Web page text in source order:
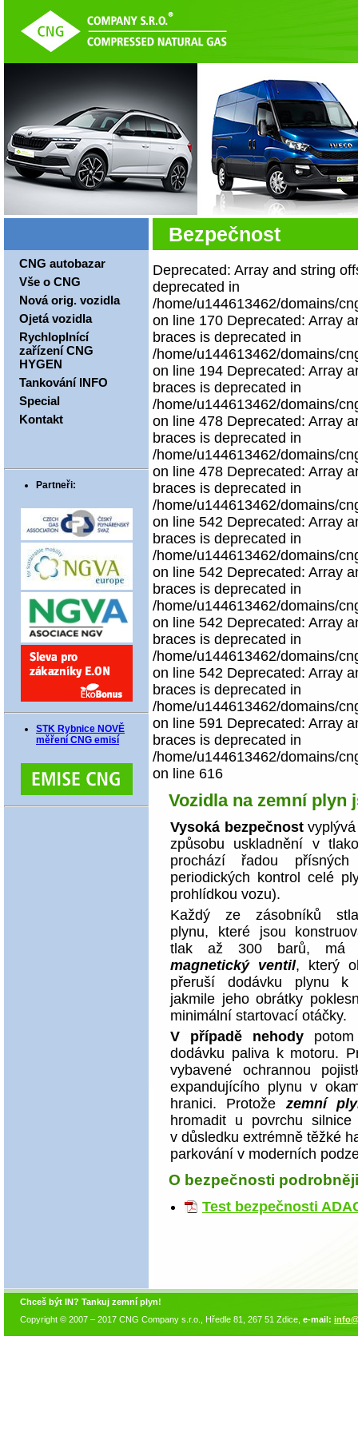
Bezpečnost
Deprecated: Array and string
deprecated in
/home/u144613462/domains/
on line 170 Deprecated: Array
braces is deprecated in
/home/u144613462/domains/
on line 194 Deprecated: Array
braces is deprecated in
/home/u144613462/domains/
on line 478 Deprecated: Array
braces is deprecated in
/home/u144613462/domains/
on line 478 Deprecated: Array
braces is deprecated in
/home/u144613462/domains/
on line 542 Deprecated: Array
braces is deprecated in
/home/u144613462/domains/
on line 542 Deprecated: Array
braces is deprecated in
/home/u144613462/domains/
on line 542 Deprecated: Array
braces is deprecated in
/home/u144613462/domains/
on line 542 Deprecated: Array
braces is deprecated in
/home/u144613462/domains/
on line 591 Deprecated: Array
braces is deprecated in
/home/u144613462/domains/
on line 616
Vozidla na zemní plyn
Vysoká bezpečnostvyplývá
způsobu uskladnění v
prochází řadou
periodických kontrol celé
prohlídkou vozu).
Každý ze zásobníků
plynu, které jsou
tlak až 300 barů,
magnetický ventil, který
přeruší dodávku plynu k
jakmile jeho obrátky
minimální startovací otáčky.
V případě nehodypotom
dodávku paliva k motoru.
vybavené ochrannou
expandujícího plynu v
hranici. Protože zemní
hromadit u povrchu
v důsledku extrémně těžké
parkování v moderních
O bezpečnosti podrobněji
Test bezpečnosti
CNG autobazar
Vše o CNG
Nová orig. vozidla
Ojetá vozidla
Rychloplnící
zařízení CNG
HYGEN
Tankování INFO
Special
Kontakt
Partneři:
STK Rybnice NOVĚ
měření CNG emisí
Chceš být IN? Tankuj zemní plyn!
Copyright © 2007 – 2017 CNG Company s.r.o., Hředle 81, 267 51 Zdice, e-mail: